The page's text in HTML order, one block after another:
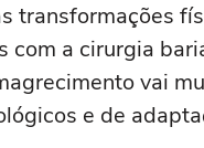
transformações
a cirurgia
vai
e de